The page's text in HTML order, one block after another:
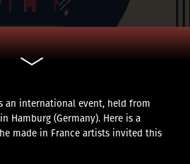
an international event, held from
Hamburg (Germany). Here is a
made in France artists invited this